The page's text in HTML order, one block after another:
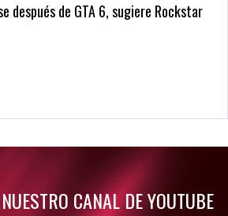
después de GTA 6, sugiere Rockstar
detalles de Resident Evil 9
CANAL DE YOUTUBE